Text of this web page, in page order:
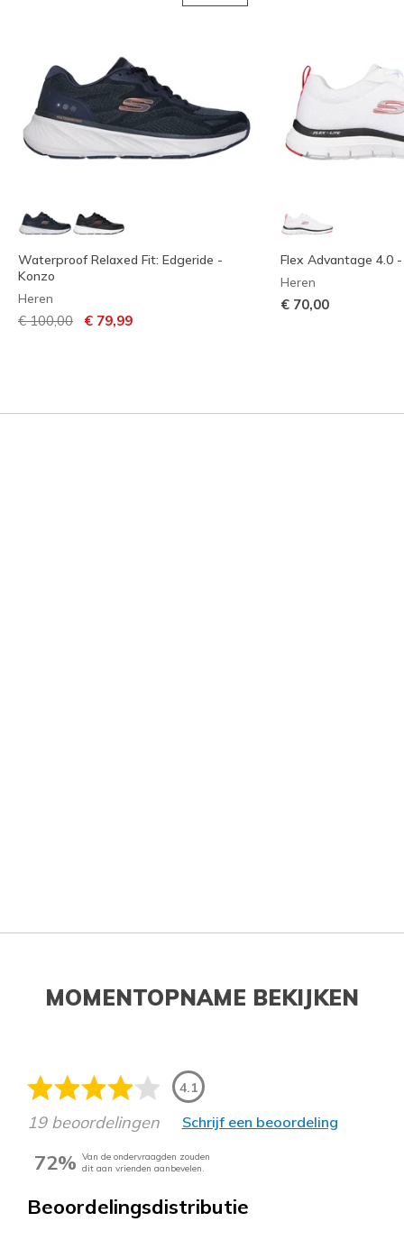
Waterproof Relaxed Fit: Edgeride -
Konzo
Heren
Prijs verlaagd van
€ 100,00 naar
€ 79,99
Flex Advantage 4.0
Heren
€ 70,00
MOMENTOPNAME BEKIJKEN
4.1
19 beoordelingen Schrijf een beoordeling
72% Van de ondervraagden zouden
dit aan vrienden aanbevelen.
Beoordelingsdistributie